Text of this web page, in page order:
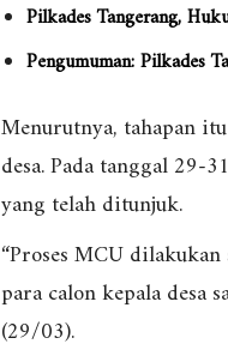
Pilkades Tangerang,
Pengumuman: Pilkades
Menurutnya, tahapan
desa. Pada tanggal 29-
yang telah ditunjuk.
“Proses MCU
para calon kepala desa
(29/03).